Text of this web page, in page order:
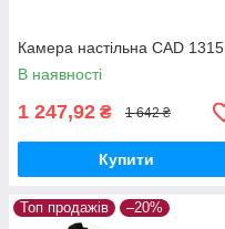
Камера настільна CAD 1315
В наявності
1 247,92 ₴ 1 642 ₴
Купити
Топ продажів –20%